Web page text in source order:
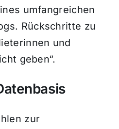
umfangreichen
Rückschritte zu
und
geben“.
zur